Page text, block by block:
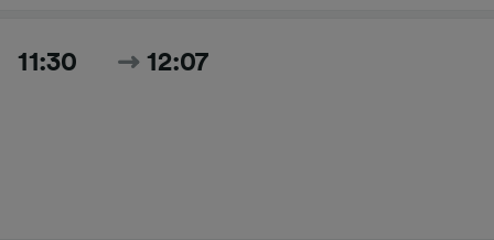
11:30 12:07